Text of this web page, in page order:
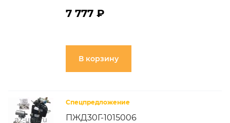
7 777 ₽
В корзину
Спецпредложение
ПЖД30Г-1015006